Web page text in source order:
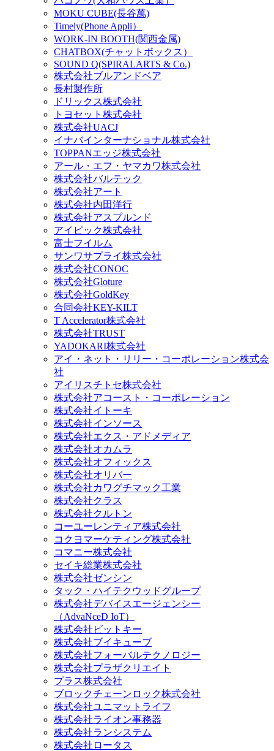
MOKU CUBE(長谷萬)
Timely(Phone Appli）
WORK-IN BOOTH(関西金属)
CHATBOX(チャットボックス）
SOUND Q(SPIRALARTS & Co.)
株式会社ブルアンドベア
長村製作所
ドリックス株式会社
‎トヨセット株式会社
株式会社UACJ
イナバインターナショナル株式会社
TOPPANエッジ株式会社
アール・エフ・ヤマカワ株式会社
株式会社バルテック
株式会社アート
株式会社内田洋行
株式会社アスプルンド
アイピック株式会社
富士フイルム
サンワサプライ株式会社
株式会社CONOC
株式会社Gloture
株式会社GoldKey
合同会社KEY-KILT
T Accelerator株式会社
株式会社TRUST
YADOKARI株式会社
アイ・ネット・リリー・コーポレーション株式会
社
アイリスチトセ株式会社
株式会社アコースト・コーポレーション
株式会社イトーキ
株式会社インソース
株式会社エクス・アドメディア
株式会社オカムラ
株式会社オフィックス
株式会社オリバー
株式会社カワグチマック工業
株式会社クラス
株式会社クルトン
コーユーレンティア株式会社
コクヨマーケティング株式会社
コマニー株式会社
セイキ総業株式会社
株式会社ゼンシン
タック・ハイテクウッドグループ
株式会社デバイスエージェンシー
（AdvaNceD IoT）
株式会社ビットキー
株式会社ブイキューブ
株式会社フォーバルテクノロジー
株式会社プラザクリエイト
プラス株式会社
ブロックチェーンロック株式会社
株式会社ユニマットライフ
株式会社ライオン事務器
株式会社ランシステム
株式会社ロータス